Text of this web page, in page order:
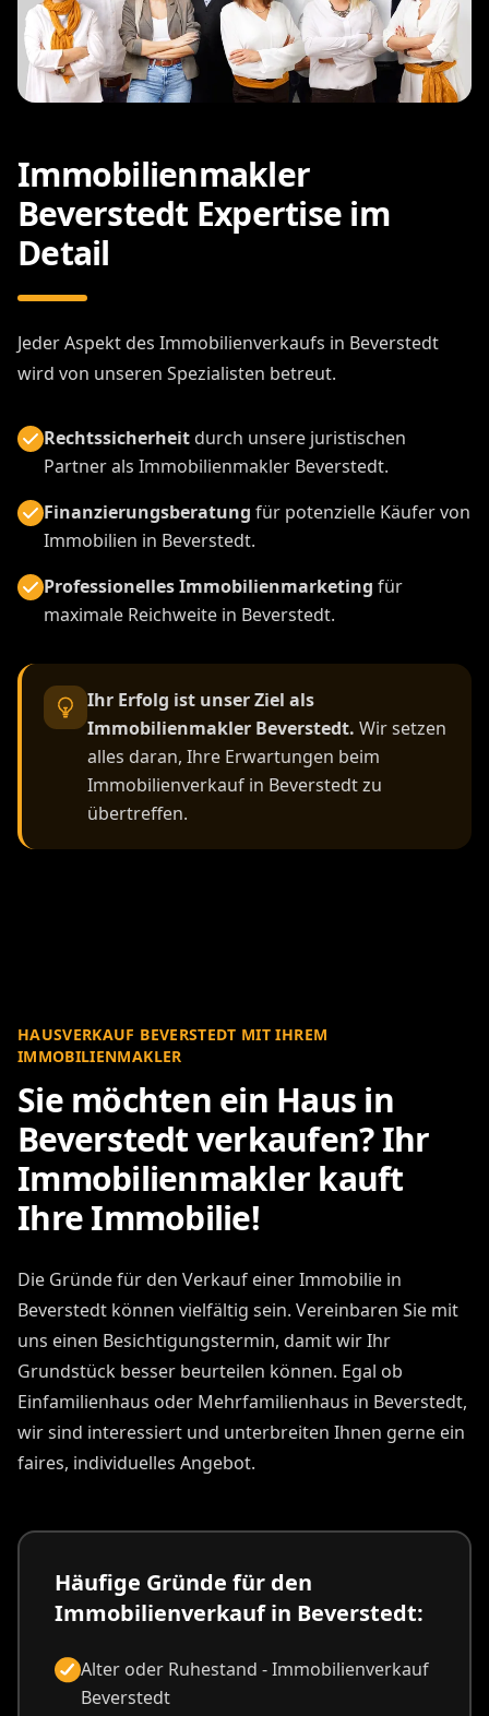
Immobilienmakler
Beverstedt Expertise im
Detail
Jeder Aspekt des Immobilienverkaufs in Beverstedt
wird von unseren Spezialisten betreut.
Rechtssicherheitdurch unsere juristischen
Partner als Immobilienmakler Beverstedt.
Finanzierungsberatung für potenzielle Käufer von
Immobilien in Beverstedt.
Professionelles Immobilienmarketing für
maximale Reichweite in Beverstedt.
Ihr Erfolg ist unser Ziel als
Immobilienmakler Beverstedt. Wir setzen
alles daran, Ihre Erwartungen beim
Immobilienverkauf in Beverstedt zu
übertreffen.
HAUSVERKAUF BEVERSTEDT MIT IHREM
IMMOBILIENMAKLER
Sie möchten ein Haus in
Beverstedt verkaufen? Ihr
Immobilienmakler kauft
Ihre Immobilie!
Die Gründe für den Verkauf einer Immobilie in
Beverstedt können vielfältig sein. Vereinbaren Sie mit
uns einen Besichtigungstermin, damit wir Ihr
Grundstück besser beurteilen können. Egal ob
Einfamilienhaus oder Mehrfamilienhaus in Beverstedt,
wir sind interessiert und unterbreiten Ihnen gerne ein
faires, individuelles Angebot.
Häufige Gründe für den
Immobilienverkauf in Beverstedt:
Alter oder Ruhestand - Immobilienverkauf
Beverstedt